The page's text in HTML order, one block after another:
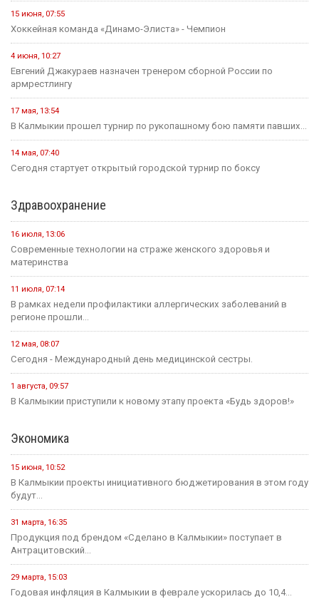
15 июня, 07:55
Хоккейная команда «Динамо-Элиста» - Чемпион
4 июня, 10:27
Евгений Джакураев назначен тренером сборной России по
армрестлингу
17 мая, 13:54
В Калмыкии прошел турнир по рукопашному бою памяти павших...
14 мая, 07:40
Сегодня стартует открытый городской турнир по боксу
Здравоохранение
16 июля, 13:06
Современные технологии на страже женского здоровья и
материнства
11 июля, 07:14
В рамках недели профилактики аллергических заболеваний в
регионе прошли...
12 мая, 08:07
Сегодня - Международный день медицинской сестры.
1 августа, 09:57
В Калмыкии приступили к новому этапу проекта «Будь здоров!»
Экономика
15 июня, 10:52
В Калмыкии проекты инициативного бюджетирования в этом году
будут...
31 марта, 16:35
Продукция под брендом «Сделано в Калмыкии» поступает в
Антрацитовский...
29 марта, 15:03
Годовая инфляция в Калмыкии в феврале ускорилась до 10,4...